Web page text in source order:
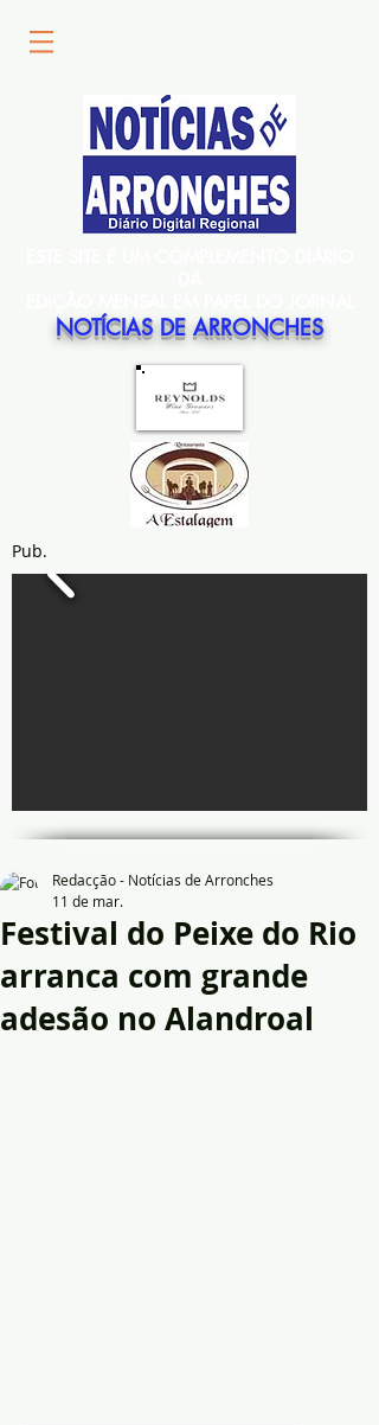
NOTÍCIAS DE ARRONCHES
Pub.
Festival do Peixe do Rio
arranca com grande
adesão no Alandroal
Redacção - Notícias de Arronches
11 de mar.